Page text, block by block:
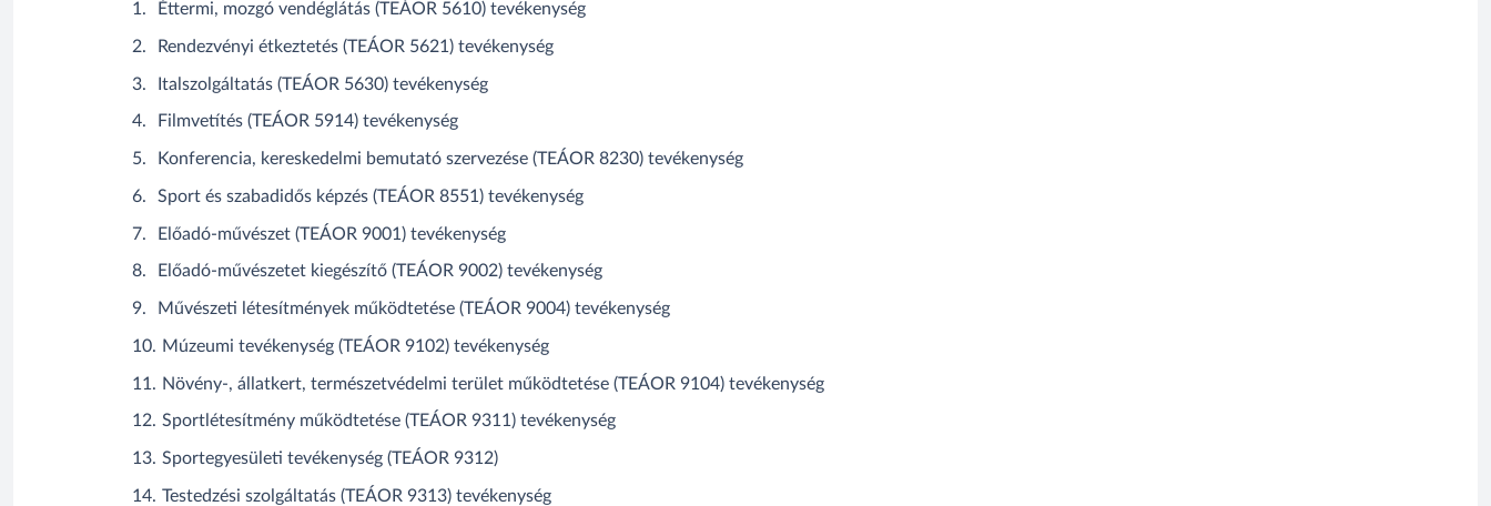
Éttermi, mozgó vendéglátás (TEÁOR 5610) tevékenység
Rendezvényi étkeztetés (TEÁOR 5621) tevékenység
Italszolgáltatás (TEÁOR 5630) tevékenység
Filmvetítés (TEÁOR 5914) tevékenység
Konferencia, kereskedelmi bemutató szervezése (TEÁOR 8230) tevékenység
Sport és szabadidős képzés (TEÁOR 8551) tevékenység
Előadó-művészet (TEÁOR 9001) tevékenység
Előadó-művészetet kiegészítő (TEÁOR 9002) tevékenység
Művészeti létesítmények működtetése (TEÁOR 9004) tevékenység
Múzeumi tevékenység (TEÁOR 9102) tevékenység
Növény-, állatkert, természetvédelmi terület működtetése (TEÁOR 9104) tevékenység
Sportlétesítmény működtetése (TEÁOR 9311) tevékenység
Sportegyesületi tevékenység (TEÁOR 9312)
Testedzési szolgáltatás (TEÁOR 9313) tevékenység